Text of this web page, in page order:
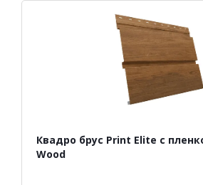
Квадро брус Print Elite с
Wood